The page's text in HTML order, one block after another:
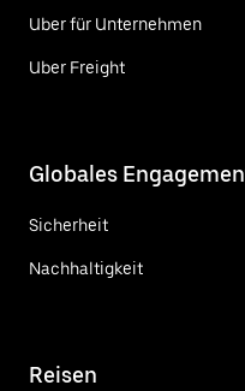
Uber für Unternehmen
Uber Freight
Globales
Sicherheit
Nachhaltigkeit
Reisen